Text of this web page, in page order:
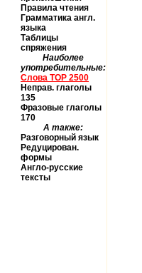
Правила чтения
Грамматика англ.
языка
Таблицы
спряжения
Наиболее
употребительные:
Слова TOP 2500
Неправ. глаголы
135
Фразовые глаголы
170
А также:
Разговорный язык
Редуцирован.
формы
Англо-русские
тексты